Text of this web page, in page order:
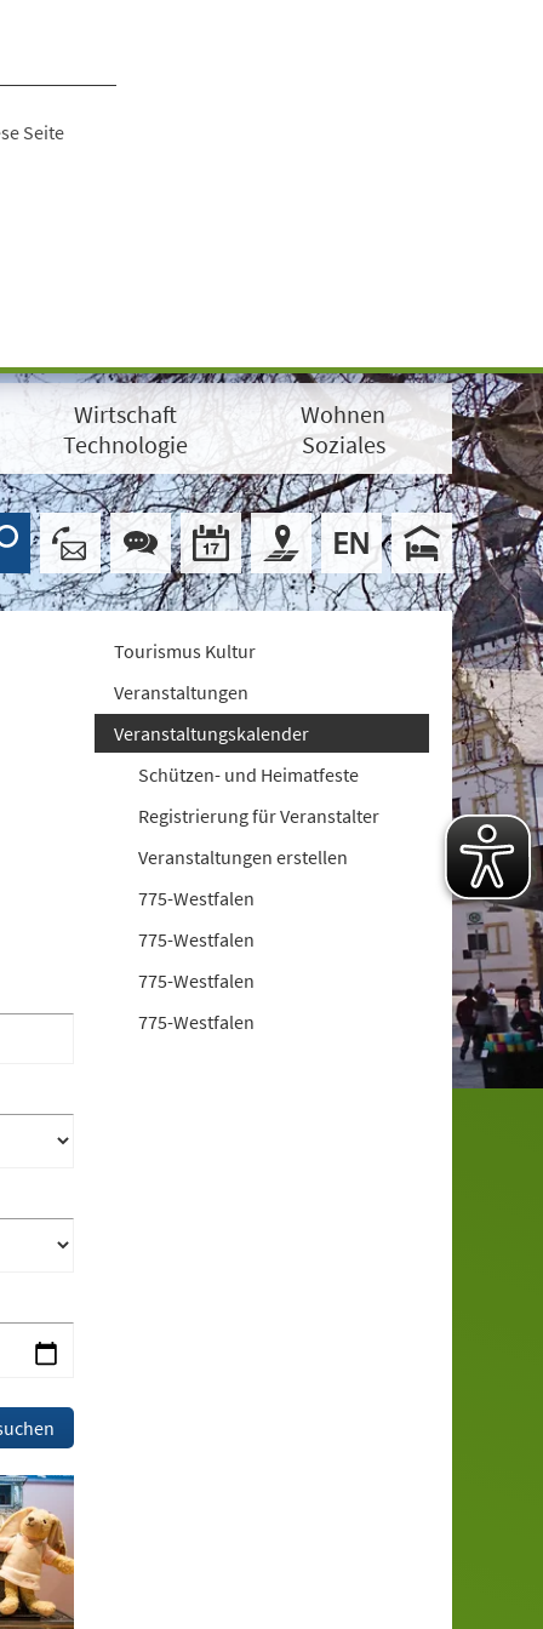
Seite
Wirtschaft
Technologie
Wohnen
Soziales
Tourismus Kultur
Veranstaltungen
Veranstaltungskalender
Schützen- und Heimatfeste
Registrierung für Veranstalter
Veranstaltungen erstellen
775-Westfalen
775-Westfalen
775-Westfalen
775-Westfalen